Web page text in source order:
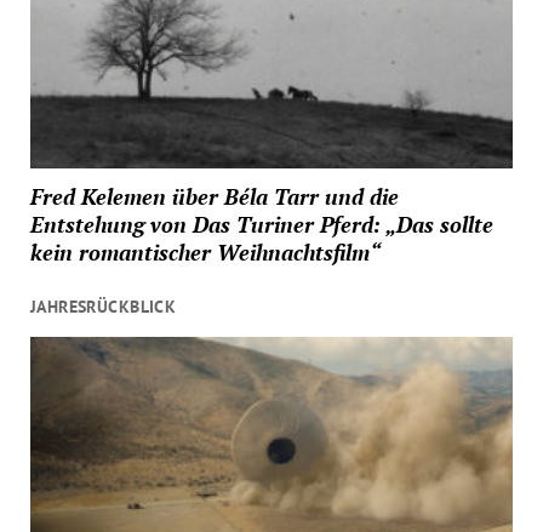
Fred Kelemen über Béla Tarr und die
Entstehung von Das Turiner Pferd: „Das sollte
kein romantischer Weihnachtsfilm“
JAHRESRÜCKBLICK